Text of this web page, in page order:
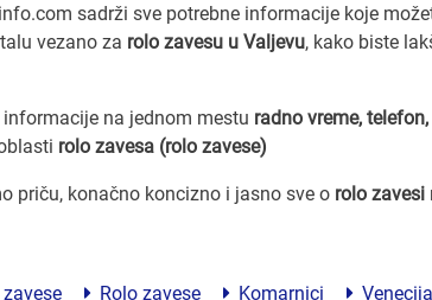
sadrži sve potrebne informacije koje
vezano za rolo zavesu u Valjevu, kako biste
informacije na jednom mestu radno vreme,
rolo zavesa (rolo zavese)
priču, konačno koncizno i jasno sve o rolo zavesi
Rolo zavese Komarnici